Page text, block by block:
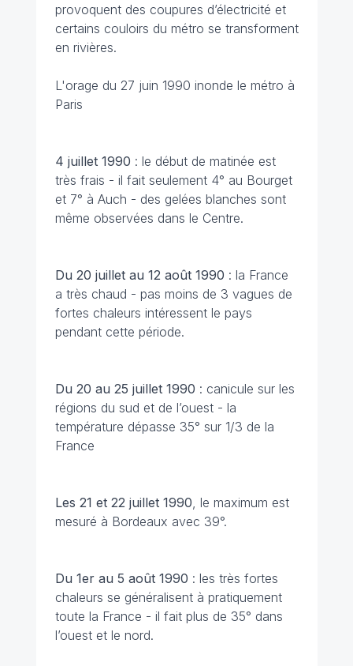
provoquent des coupures d’électricité et
certains couloirs du métro se transforment
en rivières.
L'orage du 27 juin 1990 inonde le métro à
Paris
4 juillet 1990 : le début de matinée est
très frais - il fait seulement 4° au Bourget
et 7° à Auch - des gelées blanches sont
même observées dans le Centre.
Du 20 juillet au 12 août 1990 : la France
a très chaud - pas moins de 3 vagues de
fortes chaleurs intéressent le pays
pendant cette période.
Du 20 au 25 juillet 1990 : canicule sur les
régions du sud et de l’ouest - la
température dépasse 35° sur 1/3 de la
France
Les 21 et 22 juillet 1990, le maximum est
mesuré à Bordeaux avec 39°.
Du 1er au 5 août 1990 : les très fortes
chaleurs se généralisent à pratiquement
toute la France - il fait plus de 35° dans
l’ouest et le nord.